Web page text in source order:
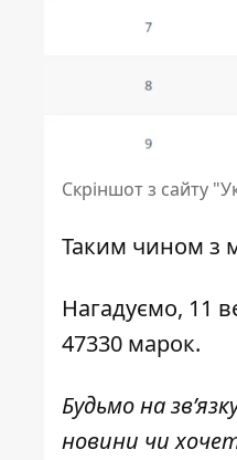
Скріншот з сайту
Таким чином з
Нагадуємо, 11
47330 марок.
Будьмо на
новини чи